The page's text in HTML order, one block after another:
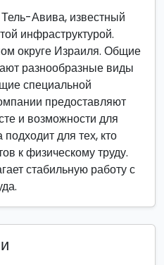
Авива, известный
инфраструктурой.
округе Израиля. Общие
разнообразные виды
специальной
предоставляют
и возможности для
для тех, кто
к физическому труду.
стабильную работу с